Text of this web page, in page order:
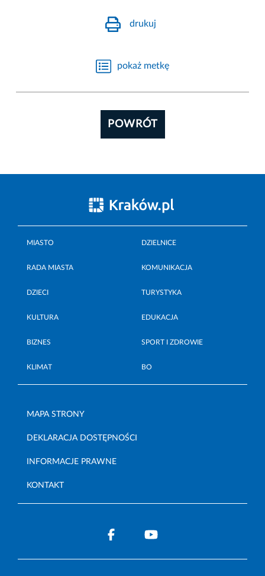
drukuj
pokaż metkę
POWRÓT
MIASTO DZIELNICE
RADA MIASTA KOMUNIKACJA
DZIECI TURYSTYKA
KULTURA EDUKACJA
BIZNES SPORT I ZDROWIE
KLIMAT BO
MAPA STRONY
DEKLARACJA DOSTĘPNOŚCI
INFORMACJE PRAWNE
KONTAKT